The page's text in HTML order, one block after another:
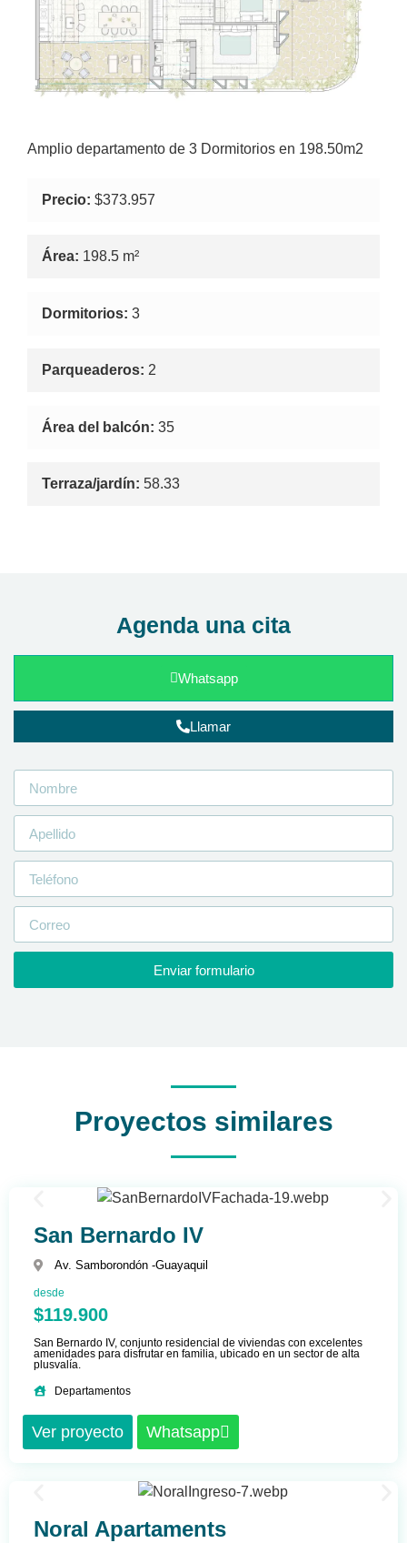
Amplio departamento de 3 Dormitorios en 198.50m2
Precio: $373.957
Área: 198.5 m²
Dormitorios: 3
Parqueaderos: 2
Área del balcón: 35
Terraza/jardín: 58.33
Agenda una cita
Whatsapp
Llamar
Enviar formulario
Proyectos similares
San Bernardo IV
Av. Samborondón -Guayaquil
desde
$119.900
San Bernardo IV, conjunto residencial de viviendas con excelentes
amenidades para disfrutar en familia, ubicado en un sector de alta
plusvalía.
Departamentos
Ver proyecto Whatsapp
Noral Apartaments